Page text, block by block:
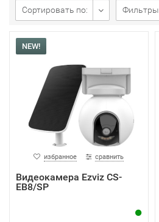
Сортировать по: Фильтры
NEW!
избранное сравнить
Видеокамера Ezviz CS-
EB8/SP